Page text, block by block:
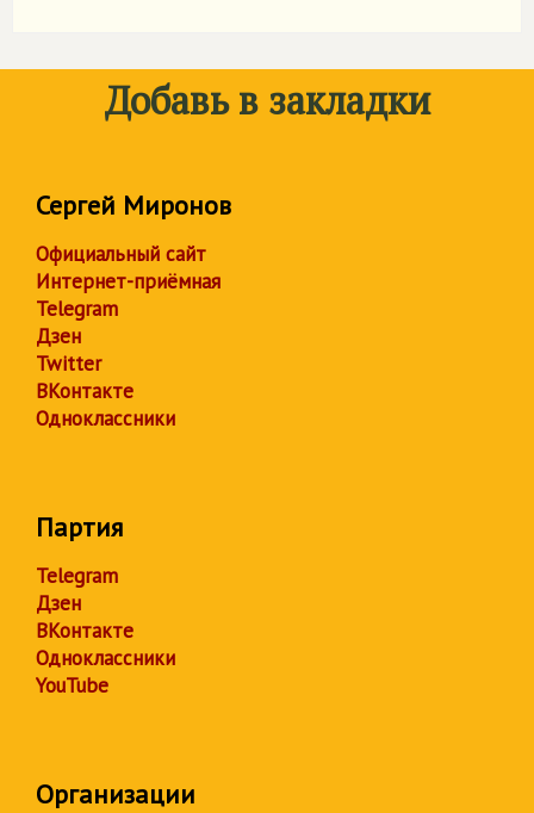
Добавь в закладки
Сергей Миронов
Официальный сайт
Интернет-приёмная
Telegram
Дзен
Twitter
ВКонтакте
Одноклассники
Партия
Telegram
Дзен
ВКонтакте
Одноклассники
YouTube
Организации